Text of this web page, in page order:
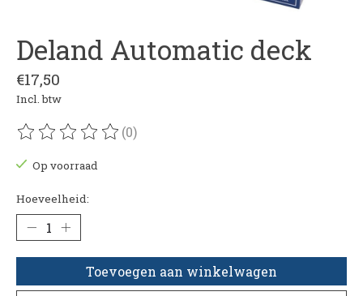
Deland Automatic deck
€17,50
Incl. btw
De beoordeling van dit product is
(0)
Op voorraad
Hoeveelheid:
Toevoegen aan winkelwagen